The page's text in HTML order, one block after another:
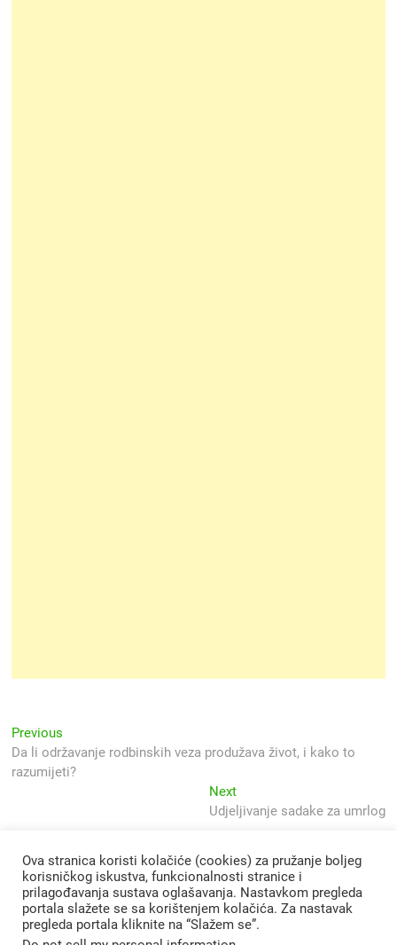
Navigacija
objava
Previous
post:
Da li održavanje rodbinskih veza produžava život, i kako to
razumijeti?
NextNext
post:
Udjeljivanje sadake za umrlog
Ova stranica koristi kolačiće (cookies) za pružanje boljeg
korisničkog iskustva, funkcionalnosti stranice i
prilagođavanja sustava oglašavanja. Nastavkom pregleda
portala slažete se sa korištenjem kolačića. Za nastavak
pregleda portala kliknite na “Slažem se”.